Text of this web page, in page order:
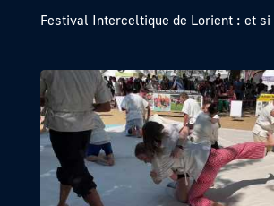
Festival Interceltique de Lorient : et si